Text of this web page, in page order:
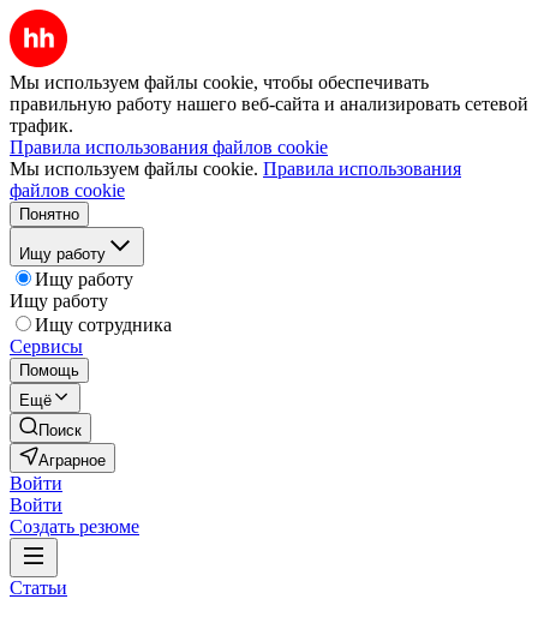
Мы используем файлы cookie, чтобы обеспечивать
правильную работу нашего веб-сайта и анализировать сетевой
трафик.
Правила использования файлов cookie
Мы используем файлы cookie. Правила использования
файлов cookie
Понятно
Ищу работу
Ищу работу
Ищу работу
Ищу сотрудника
Сервисы
Помощь
Ещё
Поиск
Аграрное
Войти
Войти
Создать резюме
Статьи